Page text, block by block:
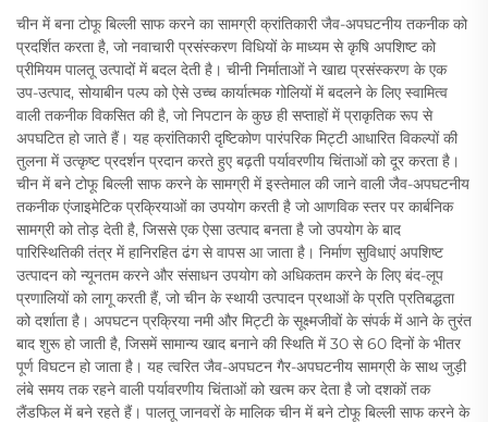
चीन में बना टोफू बिल्ली साफ करने का सामग्री क्रांतिकारी जैव-अपघटनीय तकनीक को
प्रदर्शित करता है, जो नवाचारी प्रसंस्करण विधियों के माध्यम से कृषि अपशिष्ट को
प्रीमियम पालतू उत्पादों में बदल देती है। चीनी निर्माताओं ने खाद्य प्रसंस्करण के एक
उप-उत्पाद, सोयाबीन पल्प को ऐसे उच्च कार्यात्मक गोलियों में बदलने के लिए स्वामित्व
वाली तकनीक विकसित की है, जो निपटान के कुछ ही सप्ताहों में प्राकृतिक रूप से
अपघटित हो जाते हैं। यह क्रांतिकारी दृष्टिकोण पारंपरिक मिट्टी आधारित विकल्पों की
तुलना में उत्कृष्ट प्रदर्शन प्रदान करते हुए बढ़ती पर्यावरणीय चिंताओं को दूर करता है।
चीन में बने टोफू बिल्ली साफ करने के सामग्री में इस्तेमाल की जाने वाली जैव-अपघटनीय
तकनीक एंजाइमेटिक प्रक्रियाओं का उपयोग करती है जो आणविक स्तर पर कार्बनिक
सामग्री को तोड़ देती है, जिससे एक ऐसा उत्पाद बनता है जो उपयोग के बाद
पारिस्थितिकी तंत्र में हानिरहित ढंग से वापस आ जाता है। निर्माण सुविधाएं अपशिष्ट
उत्पादन को न्यूनतम करने और संसाधन उपयोग को अधिकतम करने के लिए बंद-लूप
प्रणालियों को लागू करती हैं, जो चीन के स्थायी उत्पादन प्रथाओं के प्रति प्रतिबद्धता
को दर्शाता है। अपघटन प्रक्रिया नमी और मिट्टी के सूक्ष्मजीवों के संपर्क में आने के तुरंत
बाद शुरू हो जाती है, जिसमें सामान्य खाद बनाने की स्थिति में 30 से 60 दिनों के भीतर
पूर्ण विघटन हो जाता है। यह त्वरित जैव-अपघटन गैर-अपघटनीय सामग्री के साथ जुड़ी
लंबे समय तक रहने वाली पर्यावरणीय चिंताओं को खत्म कर देता है जो दशकों तक
लैंडफिल में बने रहते हैं। पालतू जानवरों के मालिक चीन में बने टोफू बिल्ली साफ करने के